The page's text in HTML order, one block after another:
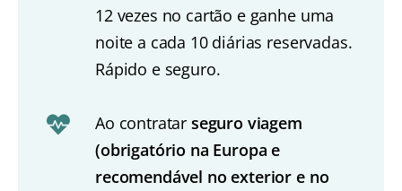
12 vezes no cartão e ganhe uma
noite a cada 10 diárias reservadas.
Rápido e seguro.
Ao contratar seguro viagem
(obrigatório na Europa e
recomendável no exterior e no